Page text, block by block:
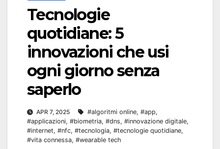
Tecnologie
quotidiane: 5
innovazioni che usi
ogni giorno senza
saperlo
APR 7, 2025 #algoritmi online, #app,
#applicazioni, #biometria, #dns, #innovazione digitale,
#internet, #nfc, #tecnologia, #tecnologie quotidiane,
#vita connessa, #wearable tech